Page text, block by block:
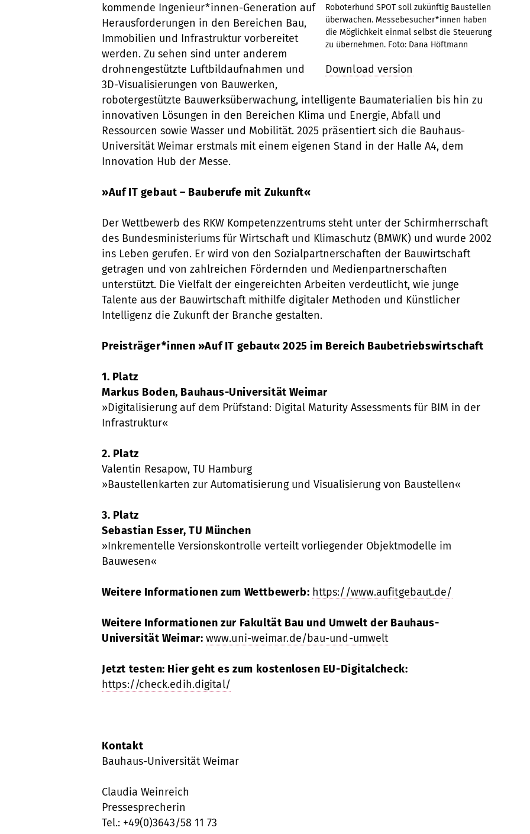
Roboterhund SPOT soll zukünftig Baustellen
überwachen. Messebesucher*innen haben
die Möglichkeit einmal selbst die Steuerung
zu übernehmen. Foto: Dana Höftmann
Download version
kommende Ingenieur*innen-Generation auf
Herausforderungen in den Bereichen Bau,
Immobilien und Infrastruktur vorbereitet
werden. Zu sehen sind unter anderem
drohnengestützte Luftbildaufnahmen und
3D-Visualisierungen von Bauwerken,
robotergestützte Bauwerksüberwachung, intelligente Baumaterialien bis hin zu
innovativen Lösungen in den Bereichen Klima und Energie, Abfall und
Ressourcen sowie Wasser und Mobilität. 2025 präsentiert sich die Bauhaus-
Universität Weimar erstmals mit einem eigenen Stand in der Halle A4, dem
Innovation Hub der Messe.
»Auf IT gebaut – Bauberufe mit Zukunft«
Der Wettbewerb des RKW Kompetenzzentrums steht unter der Schirmherrschaft
des Bundesministeriums für Wirtschaft und Klimaschutz (BMWK) und wurde 2002
ins Leben gerufen. Er wird von den Sozialpartnerschaften der Bauwirtschaft
getragen und von zahlreichen Fördernden und Medienpartnerschaften
unterstützt. Die Vielfalt der eingereichten Arbeiten verdeutlicht, wie junge
Talente aus der Bauwirtschaft mithilfe digitaler Methoden und Künstlicher
Intelligenz die Zukunft der Branche gestalten.
Preisträger*innen »Auf IT gebaut« 2025 im Bereich Baubetriebswirtschaft
1. Platz
Markus Boden, Bauhaus-Universität Weimar
»Digitalisierung auf dem Prüfstand: Digital Maturity Assessments für BIM in der
Infrastruktur«
2. Platz
Valentin Resapow, TU Hamburg
»Baustellenkarten zur Automatisierung und Visualisierung von Baustellen«
3. Platz
Sebastian Esser, TU München
»Inkrementelle Versionskontrolle verteilt vorliegender Objektmodelle im
Bauwesen«
Weitere Informationen zum Wettbewerb: https://www.aufitgebaut.de/
Weitere Informationen zur Fakultät Bau und Umwelt der Bauhaus-
Universität Weimar:www.uni-weimar.de/bau-und-umwelt
Jetzt testen: Hier geht es zum kostenlosen EU-Digitalcheck:
https://check.edih.digital/
Kontakt
Bauhaus-Universität Weimar
Claudia Weinreich
Pressesprecherin
Tel.: +49(0)3643/58 11 73